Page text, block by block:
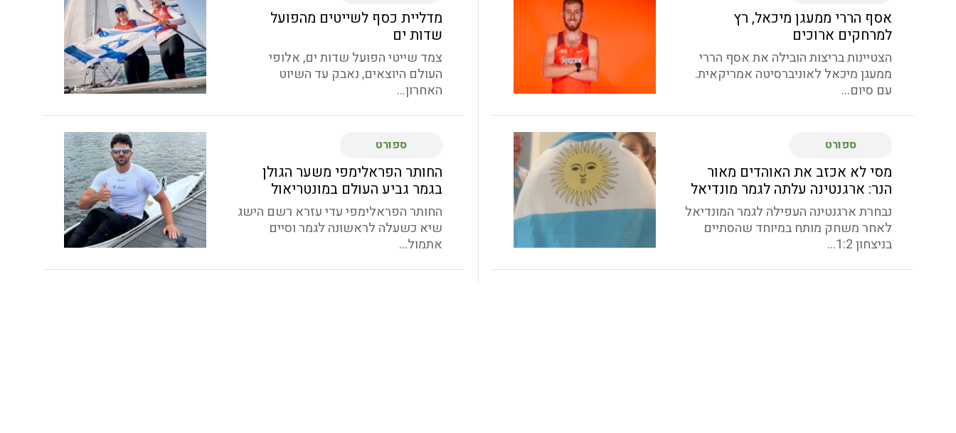
אסף הררי ממעגן מיכאל, רץ
למרחקים ארוכים
הצטיינות בריצות הובילה את אסף הררי
ממעגן מיכאל לאוניברסיטה אמריקאית.
עם סיום...
מדליית כסף לשייטים מהפועל
שדות ים
צמד שייטי הפועל שדות ים, אלופי
העולם היוצאים, נאבק עד השיוט
האחרון...
ספורט
מסי לא אכזב את האוהדים מאור
הנר: ארגנטינה עלתה לגמר מונדיאל
נבחרת ארגנטינה העפילה לגמר המונדיאל
לאחר משחק מותח במיוחד שהסתיים
בניצחון 1:2...
ספורט
החותר הפראלימפי משער הגולן
בגמר גביע העולם במונטריאול
החותר הפראלימפי עדי עזרא רשם הישג
שיא כשעלה לראשונה לגמר וסיים
אתמול...